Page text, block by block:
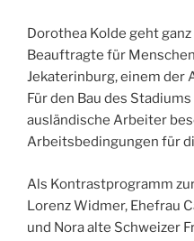
Dorothea Kolde geht
Beauftragte für
Jekaterinburg, einem der
Für den Bau des
ausländische Arbeiter
Arbeitsbedingungen für
Als Kontrastprogramm
Lorenz Widmer, Ehefrau
und Nora alte Schweizer